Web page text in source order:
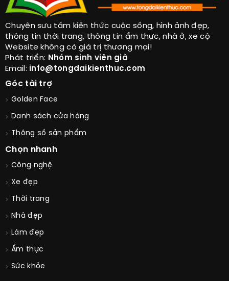
Chuyên sưu tầm kiến thức cuộc sống, hình ảnh đẹp,
thông tin thời trang, thông tin ẩm thực, nhà ở, xe cộ
Website không có giá trị thương mại!
Phát triển: Nhóm sinh viên già
Email: info@tongdaikienthuc.com
Góc tài trợ
Golden Face
Danh sách cửa hàng
Thông số sản phẩm
Chọn nhanh
Công nghệ
Xe đẹp
Thời trang
Nhà đẹp
Làm đẹp
Ẩm thực
Sức khỏe